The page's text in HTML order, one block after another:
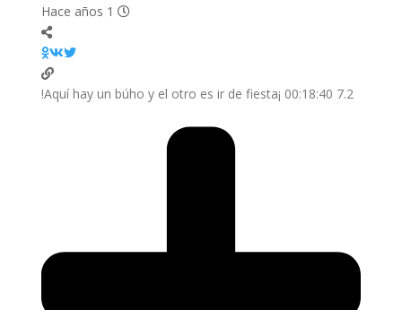
7.2 00:18:40 ¡Aquí hay un búho y el otro es ir de fiesta!